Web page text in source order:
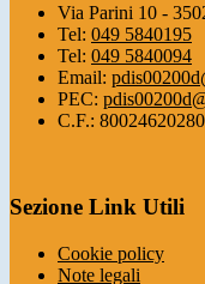
Via Parini 10 -
Tel: 049 5840195
Tel: 049 5840094
Email:
PEC:
C.F.: 80024620280
Sezione Link Utili
Cookie policy
Note legali